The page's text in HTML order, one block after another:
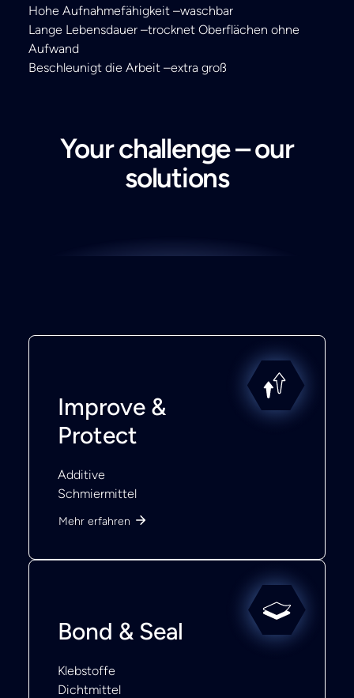
Hohe Aufnahmefähigkeit –waschbar
Lange Lebensdauer –trocknet Oberflächen ohne
Aufwand
Beschleunigt die Arbeit –extra groß
Your challenge – our
solutions
Improve &
Protect
Additive
Schmiermittel
Mehr erfahren
Bond & Seal
Klebstoffe
Dichtmittel